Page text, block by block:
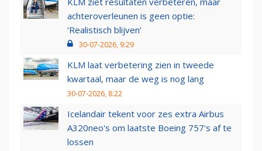
achteroverleunen is geen optie:
‘Realistisch blijven’
30-07-2026, 9:29
KLM laat verbetering zien in tweede
kwartaal, maar de weg is nog lang
30-07-2026, 8:22
Icelandair tekent voor zes extra Airbus
A320neo's om laatste Boeing 757's af te
lossen